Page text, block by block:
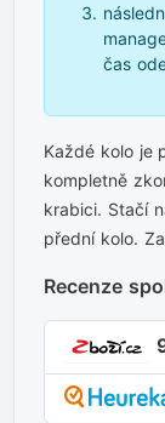
čas
Každé kolo je
kompletně
krabici. Stačí
přední kolo.
Recenze